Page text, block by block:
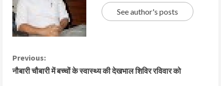
See author's posts
Previous:
नौबारी चौबारी में बच्चों के स्वास्थ्य की देखभाल शिविर रविवार को